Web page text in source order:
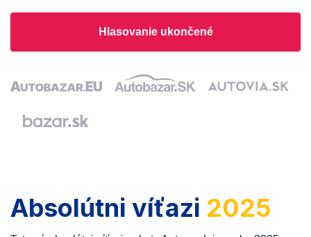
Hlasovanie ukončené
Absolútni víťazi 2025